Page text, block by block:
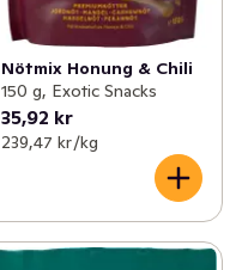
Nötmix Honung & Chili
150 g, Exotic Snacks
35,92 kr
239,47 kr /kg